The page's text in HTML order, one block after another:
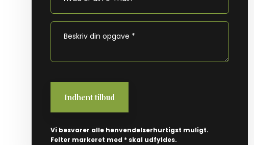
Vi besvarer alle henvendelserhurtigst muligt.
Felter markeret med * skal udfyldes.​